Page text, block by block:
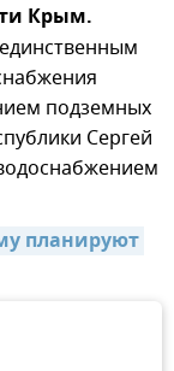
Крым.
подземных
Сергей
планируют